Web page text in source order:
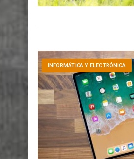
INFORMÁTICA Y ELECTRÓNICA